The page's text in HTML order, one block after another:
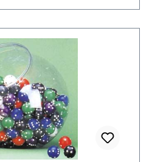
1 000 bis 10 000 10
12 10 20flächige Würfel 1
162 Würfeln